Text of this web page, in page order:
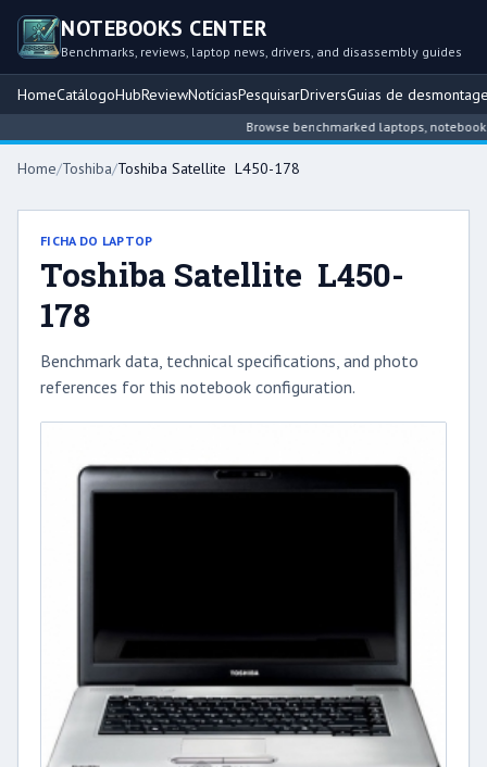
NOTEBOOKS CENTER
Benchmarks, reviews, laptop news, drivers, and disassembly guides
HomeCatálogoHubReviewNotíciasPesquisarDriversGuias de
Browse benchmarked laptops, notebook
Home/Toshiba/Toshiba Satellite L450-178
FICHA DO LAPTOP
Toshiba Satellite L450-
178
Benchmark data, technical specifications, and photo
references for this notebook configuration.